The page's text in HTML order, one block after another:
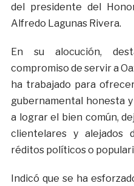
del presidente del
Alfredo Lagunas Rivera.
En su alocución,
compromiso de servir a
ha trabajado para
gubernamental honesta
a lograr el bien común,
clientelares y alejados
réditos políticos o
Indicó que se ha